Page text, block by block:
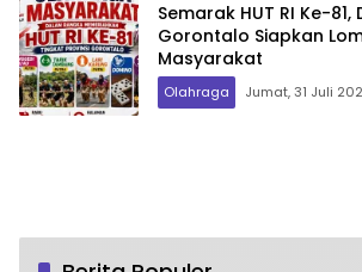
Semarak HUT RI Ke-
Gorontalo Siapkan
Masyarakat
Olahraga Jumat, 31 Juli